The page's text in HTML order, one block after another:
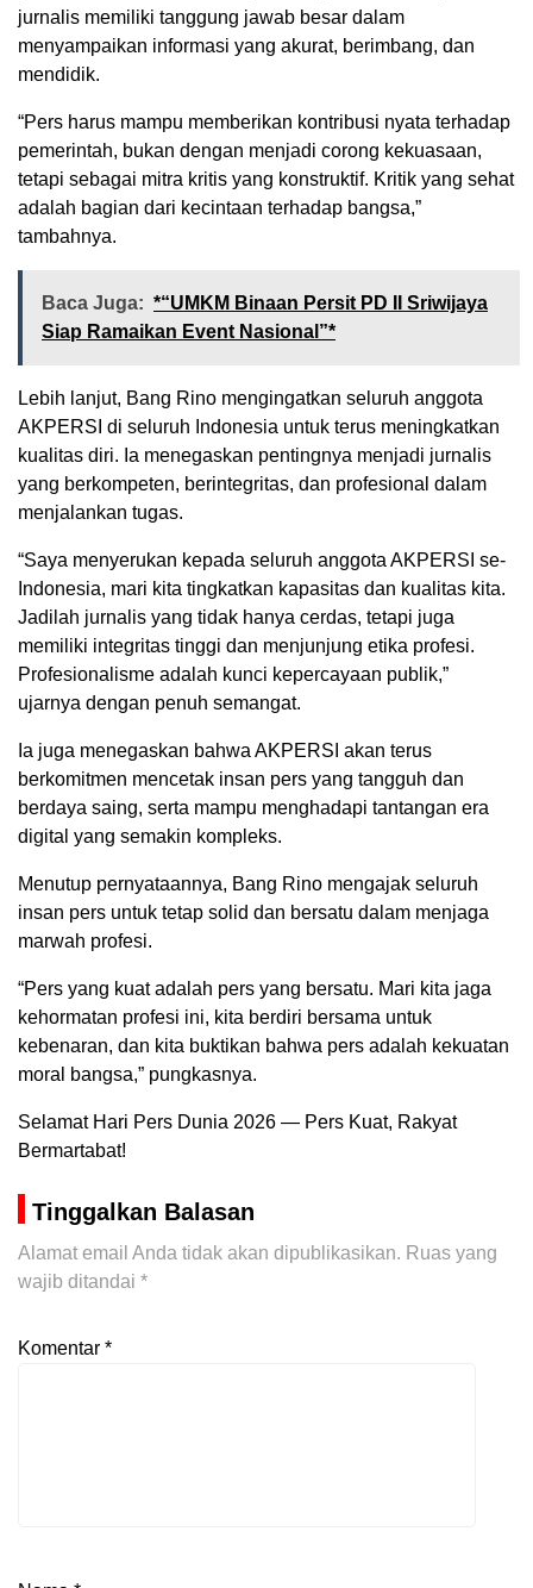
jurnalis memiliki tanggung jawab besar dalam
menyampaikan informasi yang akurat, berimbang, dan
mendidik.
“Pers harus mampu memberikan kontribusi nyata terhadap
pemerintah, bukan dengan menjadi corong kekuasaan,
tetapi sebagai mitra kritis yang konstruktif. Kritik yang sehat
adalah bagian dari kecintaan terhadap bangsa,”
tambahnya.
Baca Juga: *“UMKM Binaan Persit PD II Sriwijaya
Siap Ramaikan Event Nasional”*
Lebih lanjut, Bang Rino mengingatkan seluruh anggota
AKPERSI di seluruh Indonesia untuk terus meningkatkan
kualitas diri. Ia menegaskan pentingnya menjadi jurnalis
yang berkompeten, berintegritas, dan profesional dalam
menjalankan tugas.
“Saya menyerukan kepada seluruh anggota AKPERSI se-
Indonesia, mari kita tingkatkan kapasitas dan kualitas kita.
Jadilah jurnalis yang tidak hanya cerdas, tetapi juga
memiliki integritas tinggi dan menjunjung etika profesi.
Profesionalisme adalah kunci kepercayaan publik,”
ujarnya dengan penuh semangat.
Ia juga menegaskan bahwa AKPERSI akan terus
berkomitmen mencetak insan pers yang tangguh dan
berdaya saing, serta mampu menghadapi tantangan era
digital yang semakin kompleks.
Menutup pernyataannya, Bang Rino mengajak seluruh
insan pers untuk tetap solid dan bersatu dalam menjaga
marwah profesi.
“Pers yang kuat adalah pers yang bersatu. Mari kita jaga
kehormatan profesi ini, kita berdiri bersama untuk
kebenaran, dan kita buktikan bahwa pers adalah kekuatan
moral bangsa,” pungkasnya.
Selamat Hari Pers Dunia 2026 — Pers Kuat, Rakyat
Bermartabat!
Tinggalkan Balasan
Alamat email Anda tidak akan dipublikasikan. Ruas yang
wajib ditandai *
Komentar *